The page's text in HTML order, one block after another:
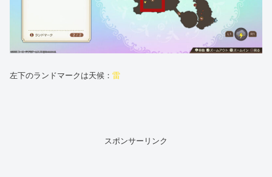
左下のランドマークは天候： 雷
スポンサーリンク